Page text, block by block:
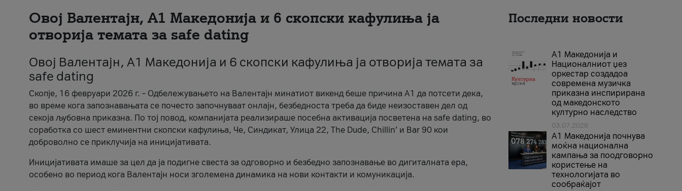
Овој Валентајн, A1 Македонија и 6 скопски кафулиња ја
отворија темата за safe dating
Овој Валентајн, A1 Македонија и 6 скопски кафулиња ја отворија темата за
safe dating
Скопје, 16 февруари 2026 г. – Одбележувањето на Валентајн минатиот викенд беше причина А1 да потсети дека,
во време кога запознавањата се почесто започнуваат онлајн, безбедноста треба да биде неизоставен дел од
секоја љубовна приказна. По тој повод, компанијата реализираше посебна активација посветена на safe dating, во
соработка со шест еминентни скопски кафулиња, Че, Синдикат, Улица 22, The Dude, Chillin’ и Bar 90 кои
доброволно се приклучија на иницијативата.
Иницијативата имаше за цел да ја подигне свеста за одговорно и безбедно запознавање во дигиталната ера,
особено во период кога Валентајн носи зголемена динамика на нови контакти и комуникација.
Последни новости
А1 Македонија и
Националниот џез
оркестар создадоа
современа музичка
приказна инспирирана
од македонското
културно наследство
03.07.2026
A1 Македонија почнува
моќна национална
кампања за поодговорно
користење на
технологијата во
сообраќајот